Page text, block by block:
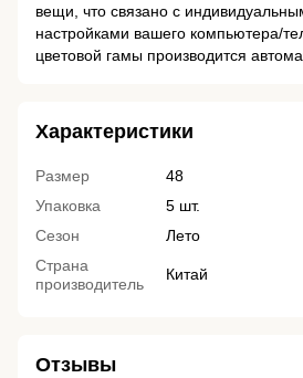
вещи, что связано с
настройками вашего компьютера/
цветовой гамы производится
Характеристики
Размер
48
Упаковка
5 шт.
Сезон
Лето
Страна
производитель
Китай
Отзывы